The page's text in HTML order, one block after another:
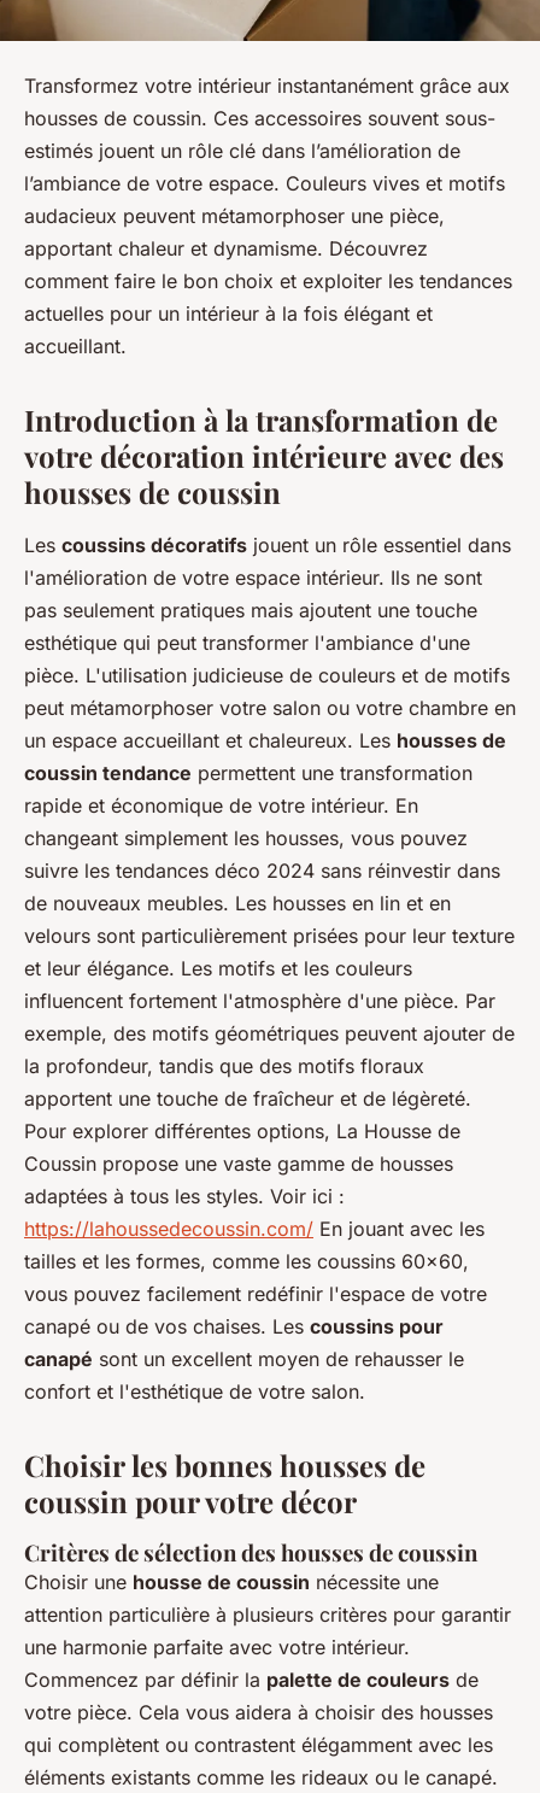
Transformez votre intérieur instantanément grâce aux
housses de coussin. Ces accessoires souvent sous-
estimés jouent un rôle clé dans l’amélioration de
l’ambiance de votre espace. Couleurs vives et motifs
audacieux peuvent métamorphoser une pièce,
apportant chaleur et dynamisme. Découvrez
comment faire le bon choix et exploiter les tendances
actuelles pour un intérieur à la fois élégant et
accueillant.
Introduction à la transformation de
votre décoration intérieure avec des
housses de coussin
Les coussins décoratifs jouent un rôle essentiel dans
l'amélioration de votre espace intérieur. Ils ne sont
pas seulement pratiques mais ajoutent une touche
esthétique qui peut transformer l'ambiance d'une
pièce. L'utilisation judicieuse de couleurs et de motifs
peut métamorphoser votre salon ou votre chambre en
un espace accueillant et chaleureux. Les housses de
coussin tendance permettent une transformation
rapide et économique de votre intérieur. En
changeant simplement les housses, vous pouvez
suivre les tendances déco 2024 sans réinvestir dans
de nouveaux meubles. Les housses en lin et en
velours sont particulièrement prisées pour leur texture
et leur élégance. Les motifs et les couleurs
influencent fortement l'atmosphère d'une pièce. Par
exemple, des motifs géométriques peuvent ajouter de
la profondeur, tandis que des motifs floraux
apportent une touche de fraîcheur et de légèreté.
Pour explorer différentes options, La Housse de
Coussin propose une vaste gamme de housses
adaptées à tous les styles. Voir ici :
https://lahoussedecoussin.com/ En jouant avec les
tailles et les formes, comme les coussins 60x60,
vous pouvez facilement redéfinir l'espace de votre
canapé ou de vos chaises. Les coussins pour
canapé sont un excellent moyen de rehausser le
confort et l'esthétique de votre salon.
Choisir les bonnes housses de
coussin pour votre décor
Critères de sélection des housses de coussin
Choisir une housse de coussin nécessite une
attention particulière à plusieurs critères pour garantir
une harmonie parfaite avec votre intérieur.
Commencez par définir la palette de couleurs de
votre pièce. Cela vous aidera à choisir des housses
qui complètent ou contrastent élégamment avec les
éléments existants comme les rideaux ou le canapé.